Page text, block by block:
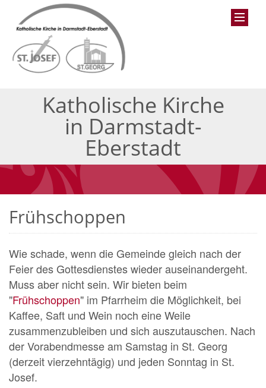
Katholische Kirche
in Darmstadt-
Eberstadt
Frühschoppen
Wie schade, wenn die Gemeinde gleich nach der
Feier des Gottesdienstes wieder auseinandergeht.
Muss aber nicht sein. Wir bieten beim
"Frühschoppen" im Pfarrheim die Möglichkeit, bei
Kaffee, Saft und Wein noch eine Weile
zusammenzubleiben und sich auszutauschen. Nach
der Vorabendmesse am Samstag in St. Georg
(derzeit vierzehntägig) und jeden Sonntag in St.
Josef.